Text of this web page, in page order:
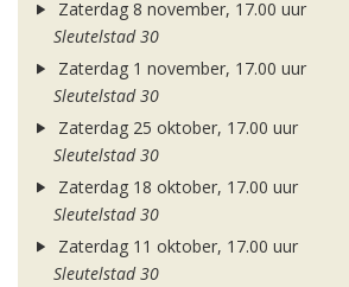
Zaterdag 8 november, 17.00 uur
Sleutelstad 30
Zaterdag 1 november, 17.00 uur
Sleutelstad 30
Zaterdag 25 oktober, 17.00 uur
Sleutelstad 30
Zaterdag 18 oktober, 17.00 uur
Sleutelstad 30
Zaterdag 11 oktober, 17.00 uur
Sleutelstad 30